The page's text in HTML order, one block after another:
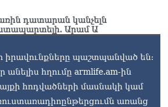
դատարան կանչելն
Արամ Ա
իրավունքները պաշտպանված են:
անելիս հղումը armlife.am-ին
հոդվածների մասնակի կամ
առանց